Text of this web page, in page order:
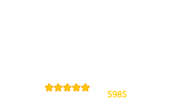
/5
5985